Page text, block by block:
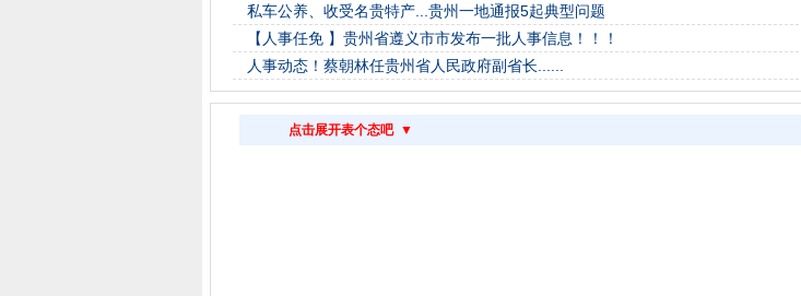
私车公养、收受名贵特产...贵州一地通报5起典型问题
【人事任免 】贵州省遵义市市发布一批人事信息！！！
人事动态！蔡朝林任贵州省人民政府副省长......
点击展开表个态吧 ▼